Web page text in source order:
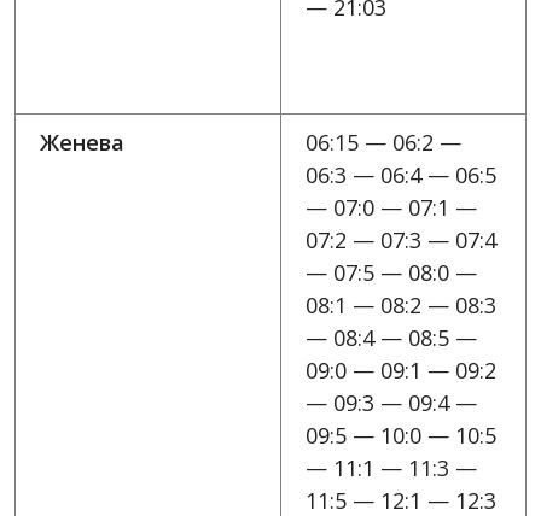
— 21:03
Женева
06:15 — 06:2 —
06:3 — 06:4 — 06:5
— 07:0 — 07:1 —
07:2 — 07:3 — 07:4
— 07:5 — 08:0 —
08:1 — 08:2 — 08:3
— 08:4 — 08:5 —
09:0 — 09:1 — 09:2
— 09:3 — 09:4 —
09:5 — 10:0 — 10:5
— 11:1 — 11:3 —
11:5 — 12:1 — 12:3